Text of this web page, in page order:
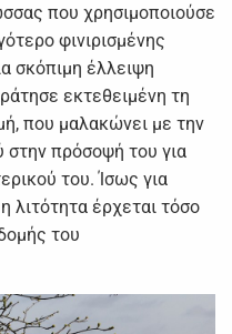
που χρησιμοποιούσε
φινιρισμένης
σκόπιμη έλλειψη
εκτεθειμένη τη
που μαλακώνει με την
στην πρόσοψή του για
του. Ίσως για
έρχεται τόσο
του